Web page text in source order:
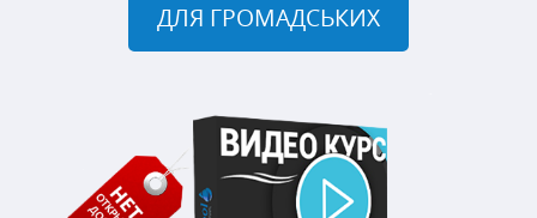
ДЛЯ ГРОМАДСЬКИХ